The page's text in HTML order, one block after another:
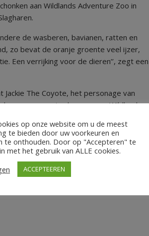
aan Wildlands Adventure Zoo in
de wasberen, bavianen, ratten en
zo bevat de oranje groente veel ijzer,
Een verrijking voor de dieren’’, zegt een
The Coyote, het personage van
pompoenen te doneren aan Wildlands.
traditie ook overgewaaid naar West-
droeg toen de naam ‘Samhain’. Om
in brand te steken. In de 19e eeuw,
Knolrapen waren er daar niet echt te
op onze website om u de meest
te bieden door uw voorkeuren en
te onthouden. Door op "Accepteren" te
met het gebruik van ALLE cookies.
ACCEPTEEREN